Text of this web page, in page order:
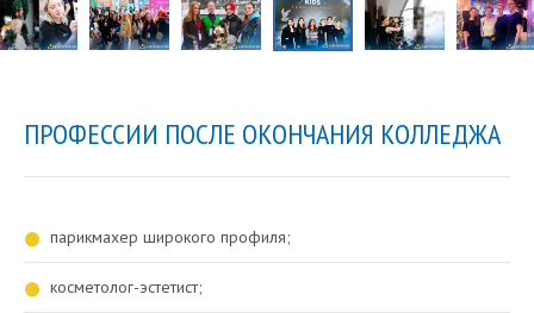
ПРОФЕССИИ ПОСЛЕ ОКОНЧАНИЯ КОЛЛЕДЖА
парикмахер широкого профиля;
косметолог-эстетист;